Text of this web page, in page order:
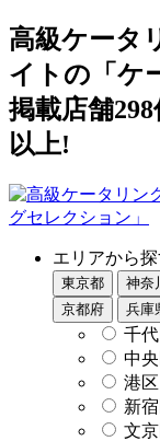
高級ケータ
イトの「ケ
掲載店舗
以上!
エリアから
東京都 神奈
京都府
兵庫
千
中
港区
新
文